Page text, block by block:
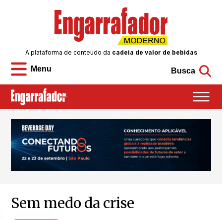
Menu
A plataforma de conteúdo da cadeia de valor de bebidas
Busca
Sem medo da crise